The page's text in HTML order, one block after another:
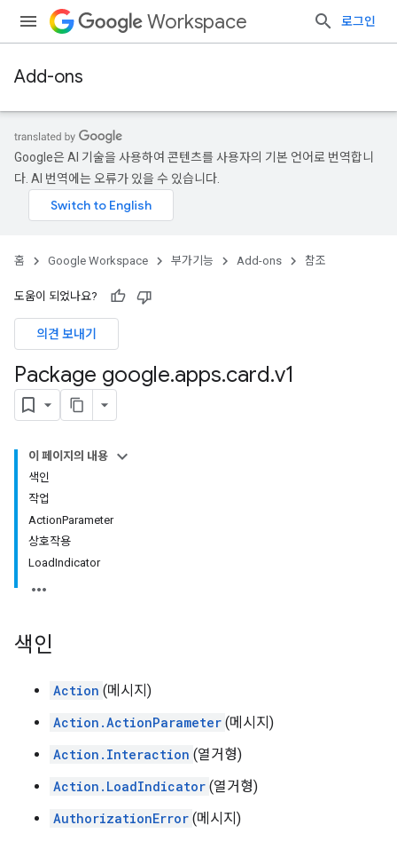
Workspace 로그인
Add-ons
Google은 AI 기술을 사용하여 콘텐츠를 사용자의 기본 언어로 번역합니
다. AI 번역에는 오류가 있을 수 있습니다.
홈 Google Workspace 부가기능 Add-ons 참조
도움이 되었나요?
의견 보내기
Package google.apps.card.v1
이 페이지의 내용
색인
작업
ActionParameter
상호작용
LoadIndicator
색인
Action (메시지)
Action.ActionParameter (메시지)
Action.Interaction (열거형)
Action.LoadIndicator (열거형)
AuthorizationError (메시지)